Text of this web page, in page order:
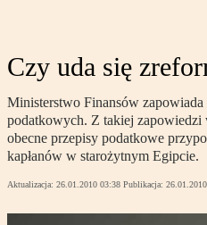
Czy uda się
Ministerstwo Finansów zapowiada
podatkowych. Z takiej zapowiedzi
obecne przepisy podatkowe
kapłanów w starożytnym Egipcie.
Aktualizacja: 26.01.2010 03:38 Publikacja: